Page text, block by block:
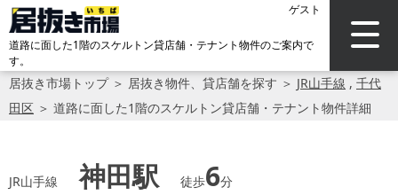
ゲスト
道路に面した1階のスケルトン貸店舗・テナント物件のご案内で
す。
居抜き市場トップ＞ 居抜き物件、貸店舗を探す ＞ JR山手線 , 千代
田区 ＞ 道路に面した1階のスケルトン貸店舗・テナント物件詳細
JR山手線 神田駅 徒歩6分